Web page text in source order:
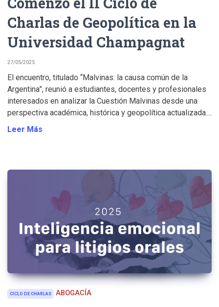
Charlas de Geopolítica en la
Universidad Champagnat
27/05/2025
El encuentro, titulado “Malvinas: la causa común de la
Argentina”, reunió a estudiantes, docentes y profesionales
interesados en analizar la Cuestión Malvinas desde una
perspectiva académica, histórica y geopolítica actualizada....
Leer Más
CICLO DE CHARLAS ABOGACÍA